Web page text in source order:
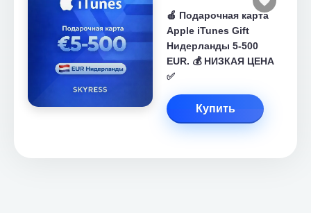
🍎 Подарочная карта
Apple iTunes Gift
Нидерланды 5-500
EUR. 💰 НИЗКАЯ ЦЕНА
✅
Купить